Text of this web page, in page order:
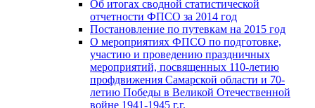
Об итогах сводной статистической
отчетности ФПСО за 2014 год
Постановление по путевкам на 2015 год
О мероприятиях ФПСО по подготовке,
участию и проведению праздничных
мероприятий, посвященных 110-летию
профдвижения Самарской области и 70-
летию Победы в Великой Отечественной
войне 1941-1945 г.г.